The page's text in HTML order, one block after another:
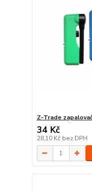
Z-Trade
34 Kč
28,10 Kč bez DPH